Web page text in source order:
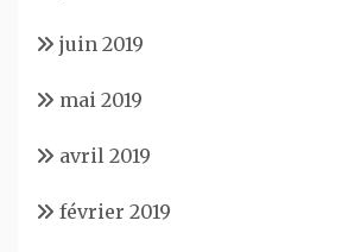
juin 2019
mai 2019
avril 2019
février 2019